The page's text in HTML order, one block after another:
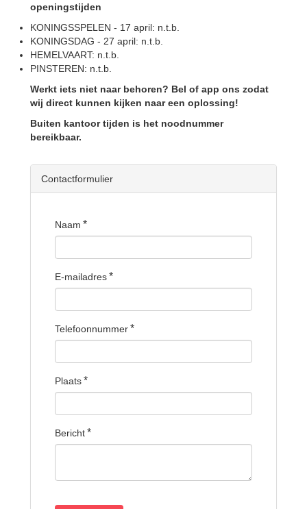
openingstijden
KONINGSSPELEN - 17 april: n.t.b.
KONINGSDAG - 27 april: n.t.b.
HEMELVAART: n.t.b.
PINSTEREN: n.t.b.
Werkt iets niet naar behoren? Bel of app ons zodat
wij direct kunnen kijken naar een oplossing!
Buiten kantoor tijden is het noodnummer
bereikbaar.
Contactformulier
Naam
E-mailadres
Telefoonnummer
Plaats
Bericht